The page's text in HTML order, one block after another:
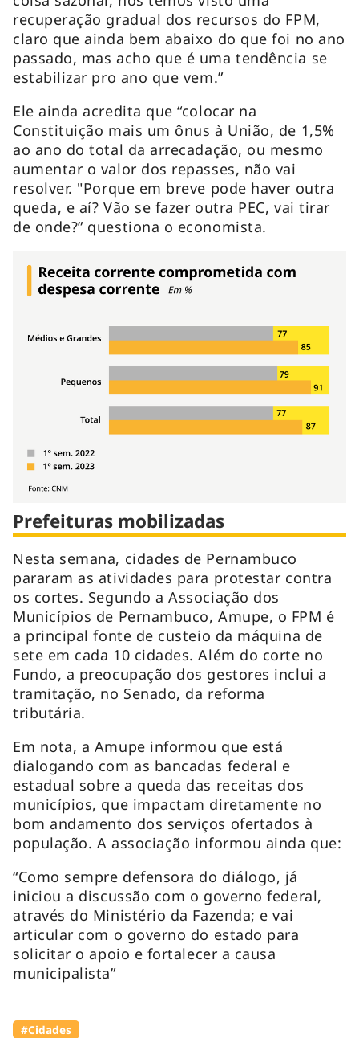
recuperação gradual dos recursos do FPM,
claro que ainda bem abaixo do que foi no ano
passado, mas acho que é uma tendência se
estabilizar pro ano que vem.”
Ele ainda acredita que “colocar na
Constituição mais um ônus à União, de 1,5%
ao ano do total da arrecadação, ou mesmo
aumentar o valor dos repasses, não vai
resolver. "Porque em breve pode haver outra
queda, e aí? Vão se fazer outra PEC, vai tirar
de onde?” questiona o economista.
Prefeituras mobilizadas
Nesta semana, cidades de Pernambuco
pararam as atividades para protestar contra
os cortes. Segundo a Associação dos
Municípios de Pernambuco, Amupe, o FPM é
a principal fonte de custeio da máquina de
sete em cada 10 cidades. Além do corte no
Fundo, a preocupação dos gestores inclui a
tramitação, no Senado, da reforma
tributária.
Em nota, a Amupe informou que está
dialogando com as bancadas federal e
estadual sobre a queda das receitas dos
municípios, que impactam diretamente no
bom andamento dos serviços ofertados à
população. A associação informou ainda que:
“Como sempre defensora do diálogo, já
iniciou a discussão com o governo federal,
através do Ministério da Fazenda; e vai
articular com o governo do estado para
solicitar o apoio e fortalecer a causa
municipalista”
#Cidades